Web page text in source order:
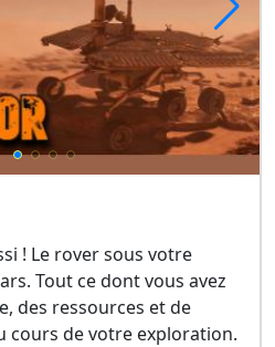
! Le rover sous votre
Tout ce dont vous avez
des ressources et de
cours de votre exploration.